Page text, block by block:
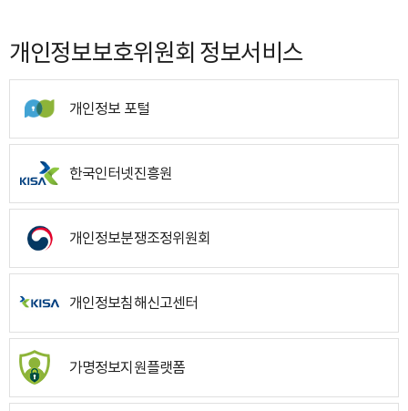
개인정보보호위원회 정보서비스
개인정보 포털
한국인터넷진흥원
개인정보분쟁조정위원회
개인정보침해신고센터
가명정보지원플랫폼